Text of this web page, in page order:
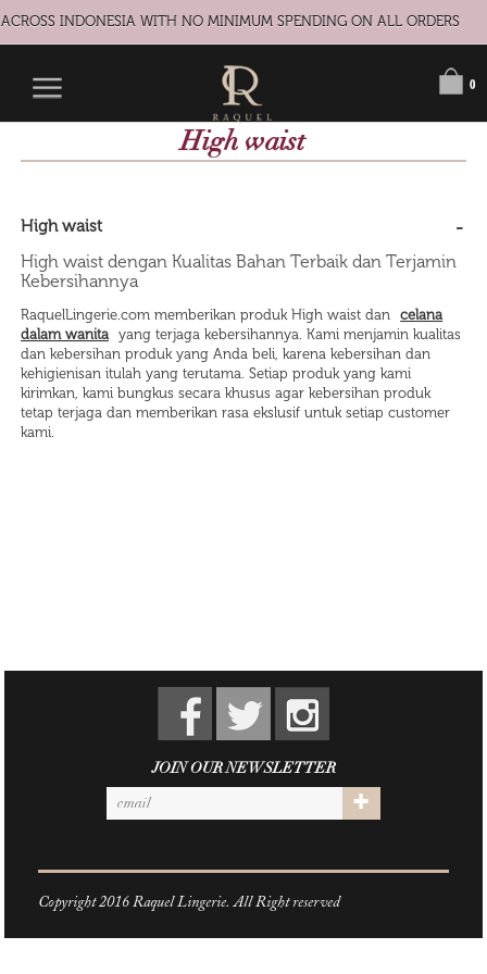
INDONESIA WITH NO MINIMUM SPENDING ON ALL ORDERS
0
High waist
High waist
High waist dengan Kualitas Bahan Terbaik dan Terjamin
Kebersihannya
RaquelLingerie.com memberikan produk High waist dan
celana
dalam wanita yang terjaga kebersihannya. Kami menjamin kualitas
dan kebersihan produk yang Anda beli, karena kebersihan dan
kehigienisan itulah yang terutama. Setiap produk yang kami
kirimkan, kami bungkus secara khusus agar kebersihan produk
tetap terjaga dan memberikan rasa ekslusif untuk setiap customer
kami.
JOIN OUR NEWSLETTER
Copyright 2016 Raquel Lingerie. All Right reserved